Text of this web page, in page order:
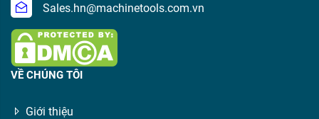
Sales.hn@machinetools.com.vn
VỀ CHÚNG TÔI
Giới thiệu